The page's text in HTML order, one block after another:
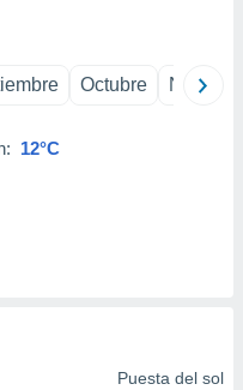
Octubre
12°C
Puesta del sol